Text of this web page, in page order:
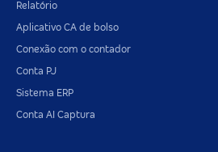
Relatório
Aplicativo CA de bolso
Conexão com o contador
Conta PJ
Sistema ERP
Conta AI Captura